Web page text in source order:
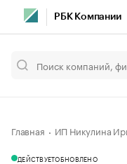
РБК Компании
Главная ИП Никулина
ДЕЙСТВУЕТОБНОВЛЕНО